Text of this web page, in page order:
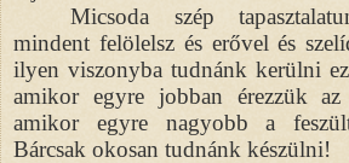
Micsoda szép
mindent felölelsz és erővel és
ilyen viszonyba tudnánk kerülni
amikor egyre jobban érezzük az
amikor egyre nagyobb a
Bárcsak okosan tudnánk készülni!